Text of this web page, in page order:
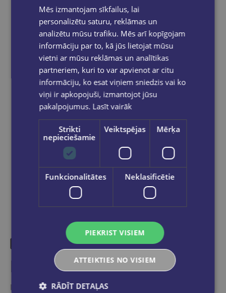
Pasūtījumu apstrāde notiek darba dienās.
Apmaksātie pasūtījumi tiekapstrādāti un
izsūtīti 2-5 darba dienu laikā.
Bezmaksas piegādeuz OMNIVA
pakomātiem Latvijāpasūtījumiem no €40.00.
Bezmaksas piegāde jebkurā GLOBUSS
grāmatnīcā 1-5 darba dienu laikā, kad
pasūtījums būs gatavs saņemšanai, saņemsi
e-pastu un/ vai SMS.
Dalies sociālajos tīklos:
Līdzīgas preces
Ieskaties, varbūt noder
Mēs izmantojam sīkfailus, lai
personalizētu saturu, reklāmas un
analizētu mūsu trafiku. Mēs arī kopīgojam
informāciju par to, kā jūs lietojat mūsu
vietni ar mūsu reklāmas un analītikas
partneriem, kuri to var apvienot ar citu
informāciju, ko esat viņiem sniedzis vai ko
viņi ir apkopojuši, izmantojot jūsu
pakalpojumus. Lasīt vairāk
Strikti
nepieciešamie
Veiktspējas Mērķa
Funkcionalitātes Neklasificētie
PIEKRIST VISIEM
ATTEIKTIES NO VISIEM
RĀDĪT DETAĻAS